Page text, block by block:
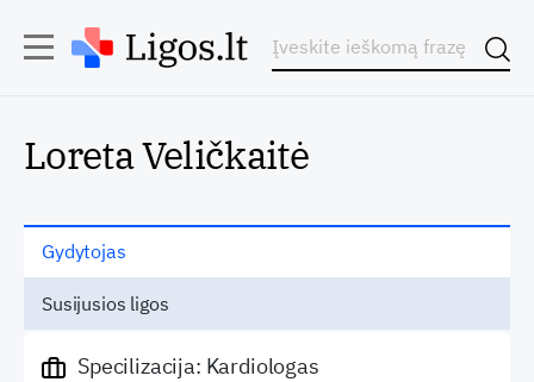
Loreta Veličkaitė
Gydytojas
Susijusios ligos
Specilizacija: Kardiologas